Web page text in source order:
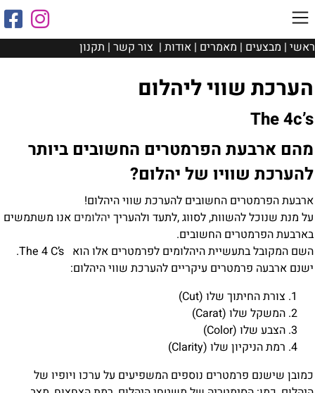
ראשי | מבצעים | מאמרים | אודות | צור קשר | תקנון
הערכת שווי ליהלום
The 4c’s
מהם ארבעת הפרמטרים החשובים ביותר
להערכת שוויו של יהלום?
ארבעת הפרמטרים החשובים להערכת שווי היהלום!
על מנת שנוכל להשוות, לסווג ,לתעד ולהעריך יהלומים אנו משתמשים
בארבעת הפרמטרים החשובים.
השם המקובל בתעשיית היהלומים לפרמטרים אלו הוא The 4 C’s.
ישנם ארבעה פרמטרים עיקריים להערכת שווי היהלום:
צורת החיתוך שלו (Cut)
המשקל שלו (Carat)
הצבע שלו (Color)
רמת הניקיון שלו (Clarity)
כמובן שישנם פרמטרים נוספים המשפיעים על ערכו ויופיו של